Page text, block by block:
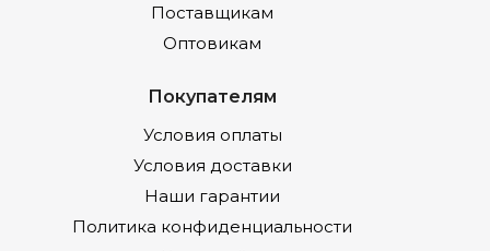
Поставщикам
Оптовикам
Покупателям
Условия оплаты
Условия доставки
Наши гарантии
Политика конфиденциальности